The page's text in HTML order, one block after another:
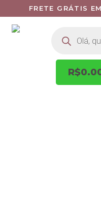
FRETE GRÁTIS
R$